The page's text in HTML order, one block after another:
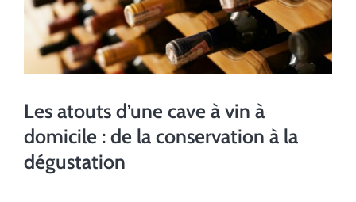
Les atouts d’une cave à vin à
domicile : de la conservation à la
dégustation